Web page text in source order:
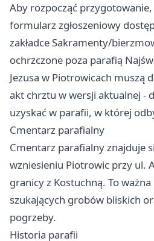
Aby rozpocząć przygotowanie,
formularz zgłoszeniowy
zakładce Sakramenty/
ochrzczone poza parafią
Jezusa w Piotrowicach muszą
akt chrztu w wersji aktualnej -
uzyskać w parafii, w której
Cmentarz parafialny
Cmentarz parafialny znajduje
wzniesieniu Piotrowic przy ul.
granicy z Kostuchną. To
szukających grobów bliskich
pogrzeby.
Historia parafii